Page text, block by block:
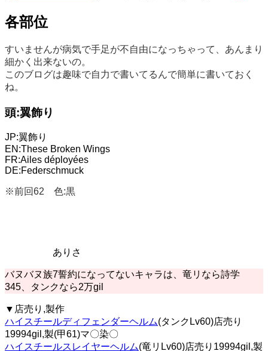
各部位
すいませんが病気で手足が不自由になっちゃって、あんまり
細かく出来ないの。
このブログは趣味で自力で書いてるんで簡単に書いておく
ね。
頭:翼飾り
JP:翼飾り
EN:These Broken Wings
FR:Ailes déployées
DE:Federschmuck
※前回62 色:黒
ありさ
バヌバヌ族7誓約になってないキャラは、竜リなら詩学
345、タンクなら2万gil
▼店売り,製作
ハイスチールディフェンダーヘルム(タンクLv60)店売り
19994gil,製(甲61)マ〇染〇
ハイスチールスレイヤーヘルム(竜リLv60)店売り19994gil,製